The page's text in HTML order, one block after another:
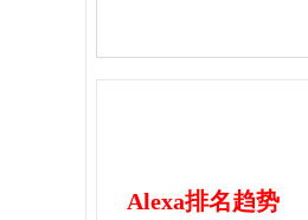
Alexa排名趋势